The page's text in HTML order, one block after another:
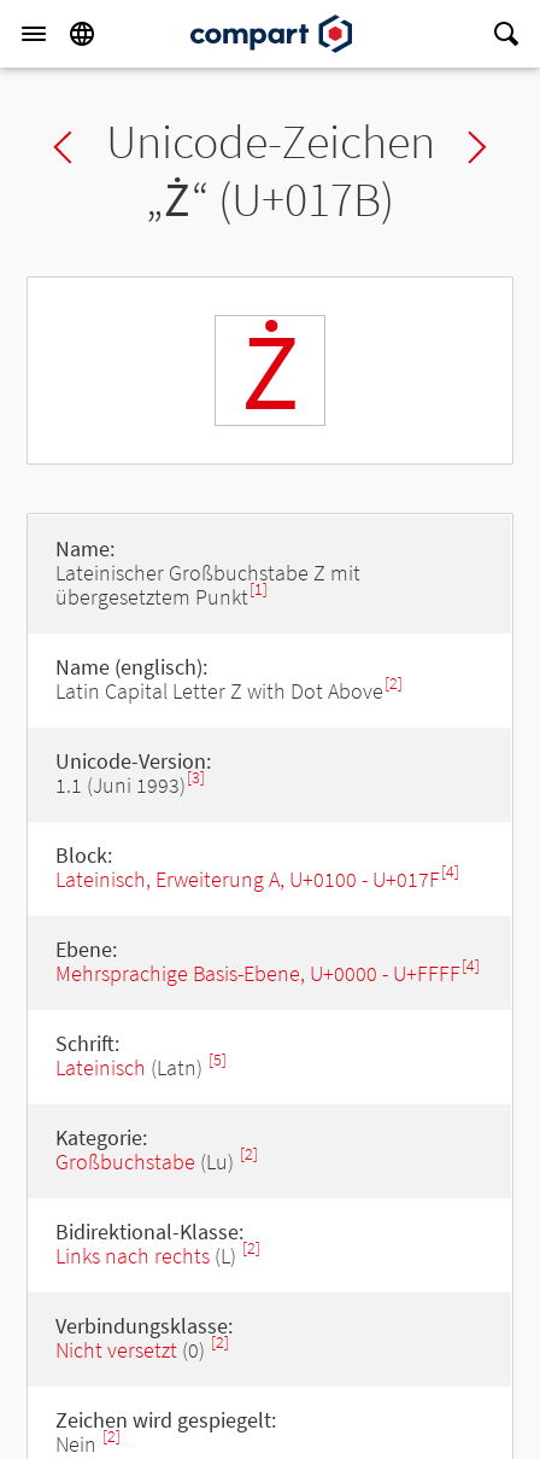
Previous char
Unicode-Zeichen
„Ż“ (U+017B)
Ż
Name:
Lateinischer Großbuchstabe Z mit
übergesetztem Punkt[1]
Name (englisch):
Latin Capital Letter Z with Dot Above[2]
Unicode-Version:
1.1 (Juni 1993)[3]
Block:
Lateinisch, Erweiterung A, U+0100 - U+017F[4]
Ebene:
Mehrsprachige Basis-Ebene, U+0000 - U+FFFF[4]
Schrift:
Lateinisch (Latn) [5]
Kategorie:
Großbuchstabe (Lu) [2]
Bidirektional-Klasse:
Links nach rechts(L) [2]
Verbindungsklasse:
Nicht versetzt(0) [2]
Zeichen wird gespiegelt:
Nein [2]